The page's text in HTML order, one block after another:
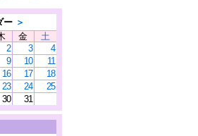
ー ＞
金
土
2 3
4
9 10
11
16 17
18
23 24
25
30 31